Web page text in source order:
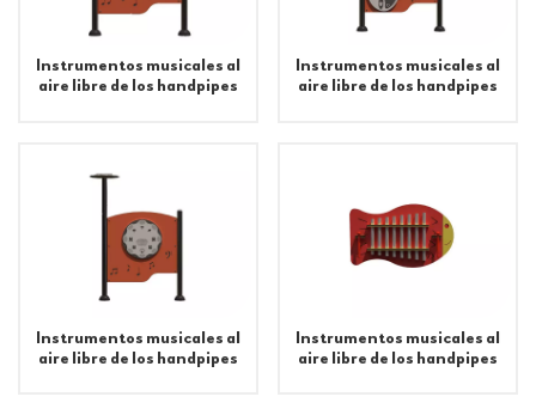
Instrumentos musicales al
aire libre de los handpipes
Instrumentos musicales al
aire libre de los handpipes
Instrumentos musicales al
aire libre de los handpipes
Instrumentos musicales al
aire libre de los handpipes